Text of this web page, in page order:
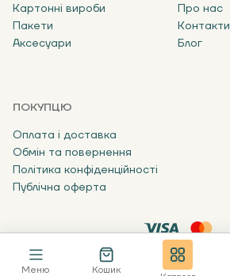
Меню Кошик
34.69 ₴ В кошик
Картонні вироби
Пакети
Аксесуари
Про нас
Контакти
Блог
ПОКУПЦЮ
Оплата і доставка
Обмін та повернення
Політика конфіденційності
Публічна оферта
© Запаковано 2024